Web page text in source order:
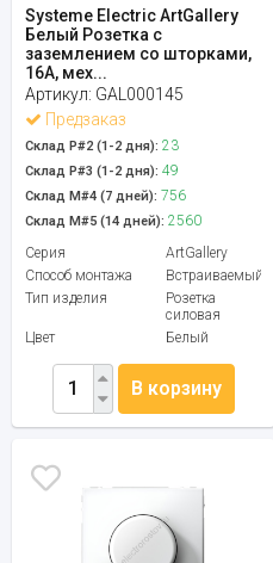
Systeme Electric ArtGallery
Белый Розетка с
заземлением со шторками,
16А, мех...
Артикул: GAL000145
Предзаказ
Склад Р#2 (1-2 дня): 23
Склад Р#3 (1-2 дня): 49
Склад М#4 (7 дней): 756
Склад М#5 (14 дней): 2560
Серия
ArtGallery
Способ монтажа
Встраиваемый
Тип изделия
Розетка
силовая
Цвет
Белый
В корзину